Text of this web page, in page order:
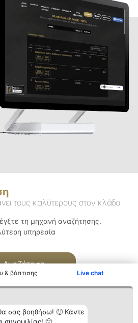
& βάπτισης Live chat
σας βοηθήσω! 🙂 Κάντε
τους καλύτερους στον κλάδο
τη μηχανή αναζήτησης.
υπηρεσία
Αναζήτηση